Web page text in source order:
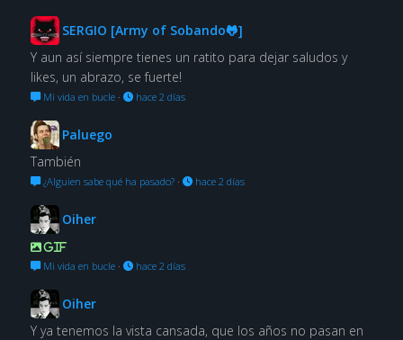
SERGIO [Army of Sobando🐸]
Y aun así siempre tienes un ratito para dejar saludos y
likes, un abrazo, se fuerte!
Mi vida en bucle· hace 2 días
Paluego
También
¿Alguien sabe qué ha pasado?· hace 2 días
Oiher
GIF
Mi vida en bucle· hace 2 días
Oiher
Y ya tenemos la vista cansada, que los años no pasan en